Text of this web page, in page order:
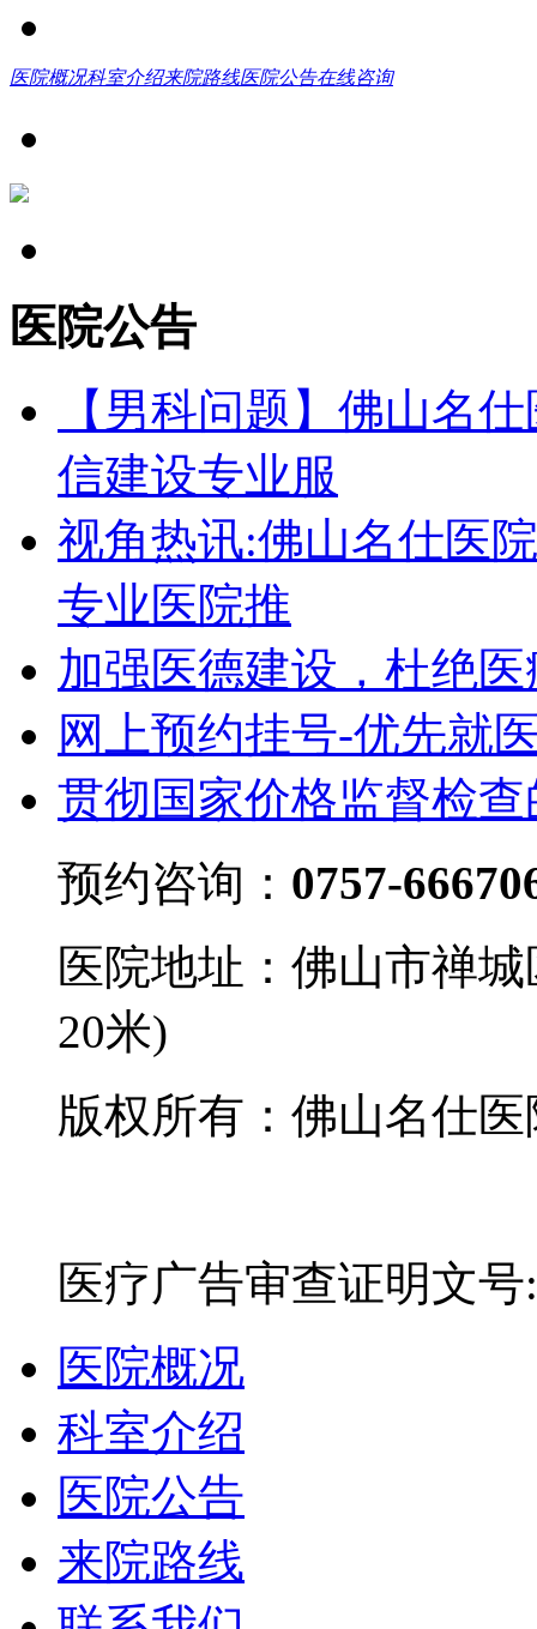
医院概况科室介绍来院路线医院公告在线咨询
医院公告
【男科问题】佛山名
信建设专业服
视角热讯:佛山名仕医
专业医院推
加强医德建设，杜绝
网上预约挂号-优先就
贯彻国家价格监督检
预约咨询： 0757-
医院地址：佛山市禅
20米)
版权所有：佛山名仕
医疗广告审查证明文
医院概况
科室介绍
医院公告
来院路线